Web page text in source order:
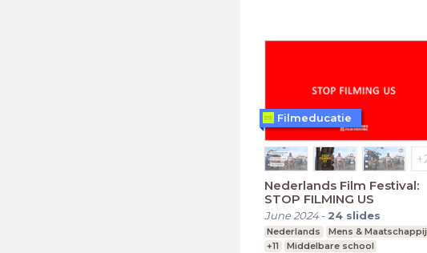
Nederlands Film Festival:
STOP FILMING US
June 2024- 24 slides
Nederlands
Mens & Maatschappij
+11
Middelbare school
Filmeducatie